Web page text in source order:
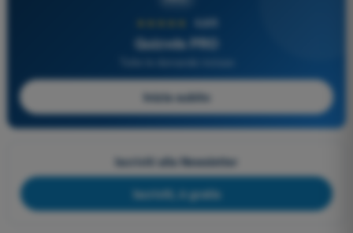
4,6/5
Quizvds PRO
Inizia subito
Iscriviti alla Newsletter
Iscriviti, è gratis